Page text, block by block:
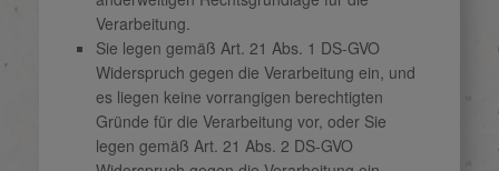
Verarbeitung.
Sie legen gemäß Art. 21 Abs. 1 DS-GVO
Widerspruch gegen die Verarbeitung ein, und
es liegen keine vorrangigen berechtigten
Gründe für die Verarbeitung vor, oder Sie
legen gemäß Art. 21 Abs. 2 DS-GVO